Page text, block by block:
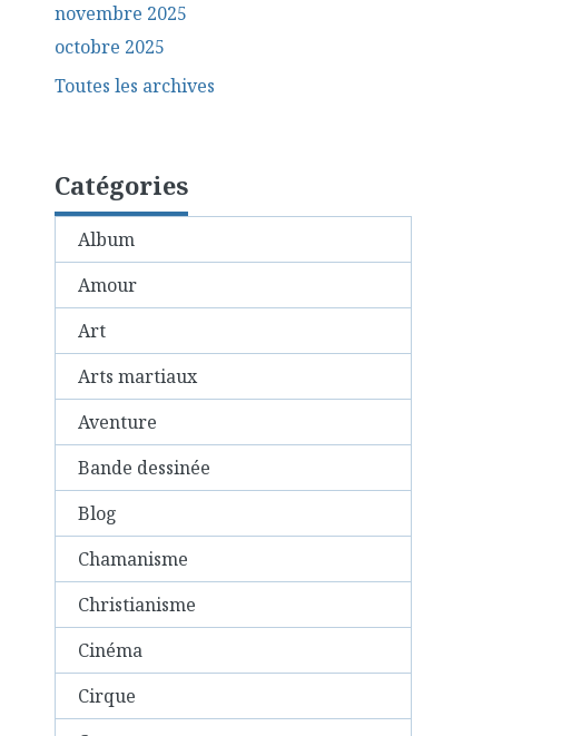
novembre 2025
octobre 2025
Toutes les archives
Catégories
Album
Amour
Art
Arts martiaux
Aventure
Bande dessinée
Blog
Chamanisme
Christianisme
Cinéma
Cirque